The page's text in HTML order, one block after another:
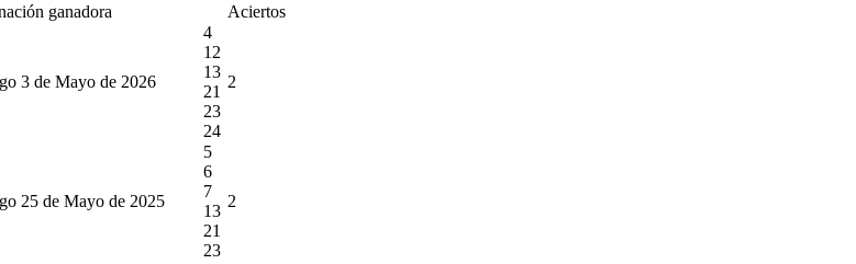
ganadora Aciertos
3 de Mayo de 2026
4
12
13
21
23
24
2
25 de Mayo de 2025
5
6
7
13
21
23
2